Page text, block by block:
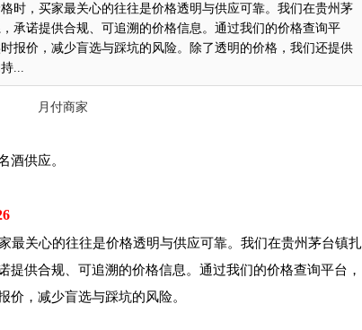
时，买家最关心的往往是价格透明与供应可靠。我们在贵州茅
承诺提供合规、可追溯的价格信息。通过我们的价格查询平
报价，减少盲选与踩坑的风险。除了透明的价格，我们还提供
...
酒供应。
最关心的往往是价格透明与供应可靠。我们在贵州茅台镇扎
供合规、可追溯的价格信息。通过我们的价格查询平台，
价，减少盲选与踩坑的风险。